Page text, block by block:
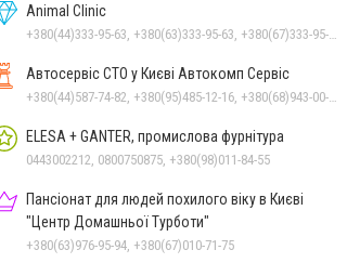
Animal Clinic
Автосервіс СТО у Києві Автокомп Сервіс
ELESA + GANTER, промислова фурнітура
0443002212, 0800750875, +380(98)011-84-55
Пансіонат для людей похилого віку в Києві
"Центр Домашньої Турботи"
+380(63)976-95-94, +380(67)010-71-75